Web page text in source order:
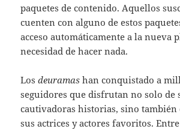
paquetes de contenido. Aquellos
cuenten con alguno de estos
acceso automáticamente a la nueva
necesidad de hacer nada.
Losdeuramas han conquistado a
seguidores que disfrutan no solo de
cautivadoras historias, sino también
sus actrices y actores favoritos.